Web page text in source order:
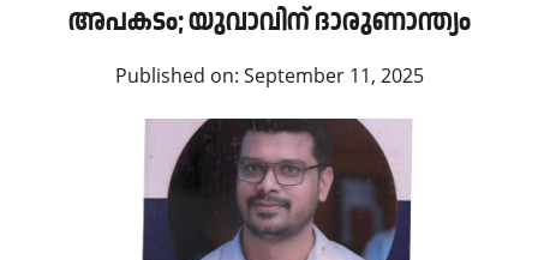
അപകടം; യുവാവിന് ദാരുണാന്ത്യം
Published on: September 11, 2025